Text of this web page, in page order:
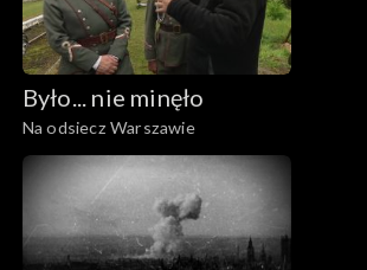
Było... nie minęło
Na odsiecz Warszawie